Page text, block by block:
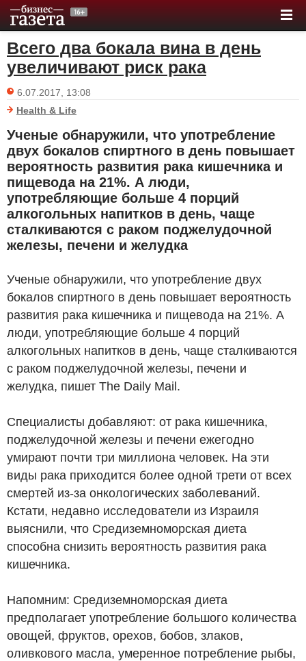
Всего два бокала вина в день
увеличивают риск рака
6.07.2017, 13:08
Health & Life
Ученые обнаружили, что употребление
двух бокалов спиртного в день повышает
вероятность развития рака кишечника и
пищевода на 21%. А люди,
употребляющие больше 4 порций
алкогольных напитков в день, чаще
сталкиваются с раком поджелудочной
железы, печени и желудка
Ученые обнаружили, что употребление двух
бокалов спиртного в день повышает вероятность
развития рака кишечника и пищевода на 21%. А
люди, употребляющие больше 4 порций
алкогольных напитков в день, чаще сталкиваются
с раком поджелудочной железы, печени и
желудка, пишет The Daily Mail.
Специалисты добавляют: от рака кишечника,
поджелудочной железы и печени ежегодно
умирают почти три миллиона человек. На эти
виды рака приходится более одной трети от всех
смертей из-за онкологических заболеваний.
Кстати, недавно исследователи из Израиля
выяснили, что Средиземноморская диета
способна снизить вероятность развития рака
кишечника.
Напомним: Средиземноморская диета
предполагает употребление большого количества
овощей, фруктов, орехов, бобов, злаков,
оливкового масла, умеренное потребление рыбы,